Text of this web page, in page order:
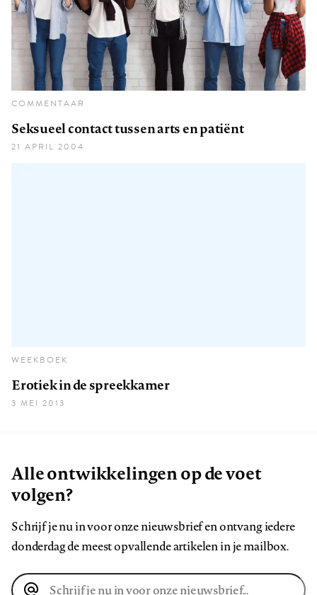
COMMENTAAR
Seksueel contact tussen arts en patiënt
21 APRIL 2004
WEEKBOEK
Erotiek in de spreekkamer
3 MEI 2013
Alle ontwikkelingen op de voet
volgen?
Schrijf je nu in voor onze nieuwsbrief en ontvang iedere
donderdag de meest opvallende artikelen in je mailbox.